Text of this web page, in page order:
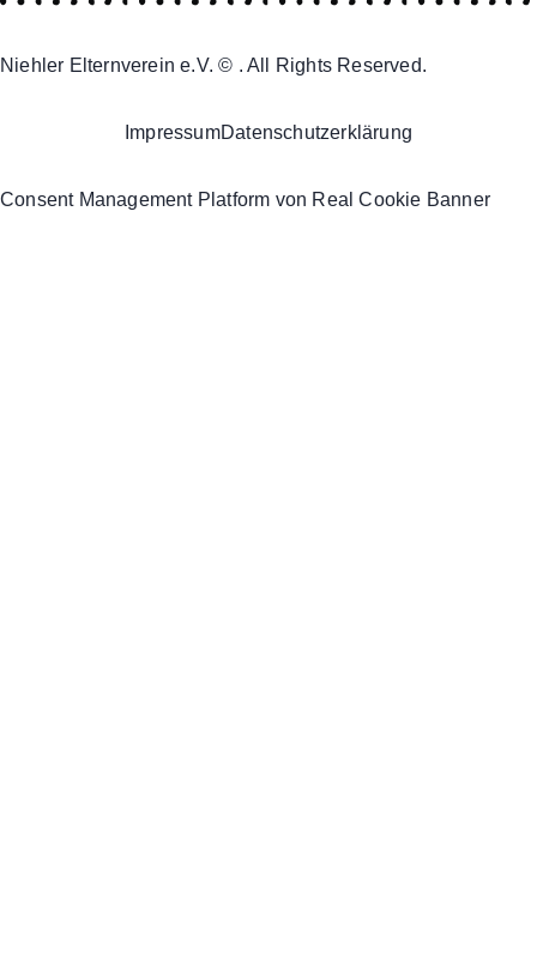
Niehler Elternverein e.V. © . All Rights Reserved.
ImpressumDatenschutzerklärung
Consent Management Platform von Real Cookie Banner